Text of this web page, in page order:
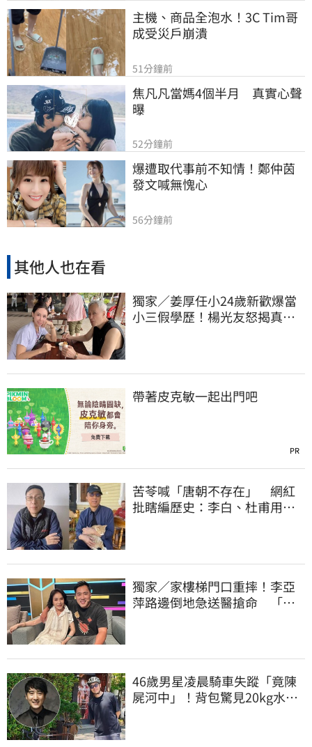
主機、商品全泡水！3C Tim哥
成受災戶崩潰
51分鐘前
焦凡凡當媽4個半月　真實心聲
曝
52分鐘前
爆遭取代事前不知情！鄭仲茵
發文喊無愧心
56分鐘前
其他人也在看
獨家／姜厚任小24歲新歡爆當
小三假學歷！楊光友怒揭真實
帶著皮克敏一起出門吧
PR
苦苓喊「唐朝不存在」 網紅
批瞎編歷史：李白、杜甫用鮮
獨家／家樓梯門口重摔！李亞
萍路邊倒地急送醫搶命 「最
46歲男星凌晨騎車失蹤「竟陳
屍河中」！背包驚見20kg水泥